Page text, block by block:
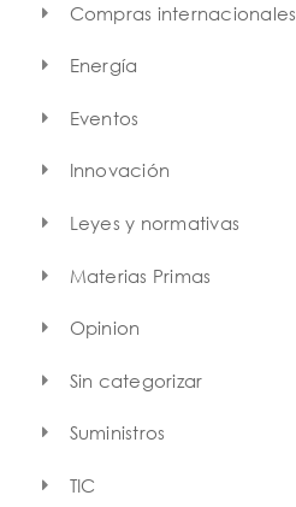
Compras internacionales
Energía
Eventos
Innovación
Leyes y normativas
Materias Primas
Opinion
Sin categorizar
Suministros
TIC